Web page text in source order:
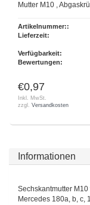
Mutter M10 ,
Artikelnummer::
Lieferzeit:
Verfügbarkeit:
Bewertungen:
€0,97
Inkl. MwSt.
zzgl. Versandkosten
Informationen
Sechskantmutter
Mercedes 180a, b, c,